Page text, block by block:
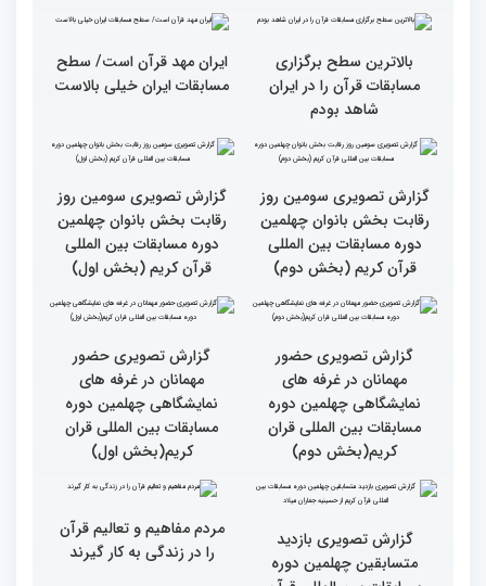
سطح مسابقات قرآنی در
کشور ایران بالاست/ تعریف
استادم از دقت نمره دادن در
این مسابقات
هشت بار مقام اول رشته
ترتیل را در مسابقات اروپایی
بالاترین سطح برگزاری
مسابقات قرآن را در ایران
شاهد بودم
ایران مهد قرآن است/ سطح
مسابقات ایران خیلی بالاست
گزارش تصویری سومین روز
رقابت بخش بانوان چهلمین
دوره مسابقات بین المللی
قرآن کریم (بخش دوم)
گزارش تصویری سومین روز
رقابت بخش بانوان چهلمین
دوره مسابقات بین المللی
قرآن کریم (بخش اول)
مهمانان در غرفه های
نمایشگاهی چهلمین دوره
گزارش تصویری حضور
مهمانان در غرفه های
نمایشگاهی چهلمین دوره